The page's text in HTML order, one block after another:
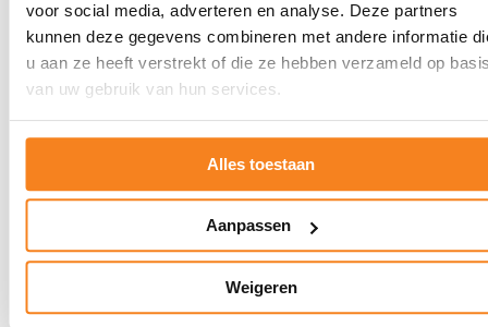
voor social media, adverteren en analyse. Deze partners
kunnen deze gegevens combineren met andere informatie
u aan ze heeft verstrekt of die ze hebben verzameld op
van uw gebruik van hun services.
Alles toestaan
Aanpassen
Weigeren
Sollicitatietrainingen worden gegeven door
alle JINC vestigingen.
Ben je geïnteresseerd om als professional
een training te geven? Of denk je dat jouw